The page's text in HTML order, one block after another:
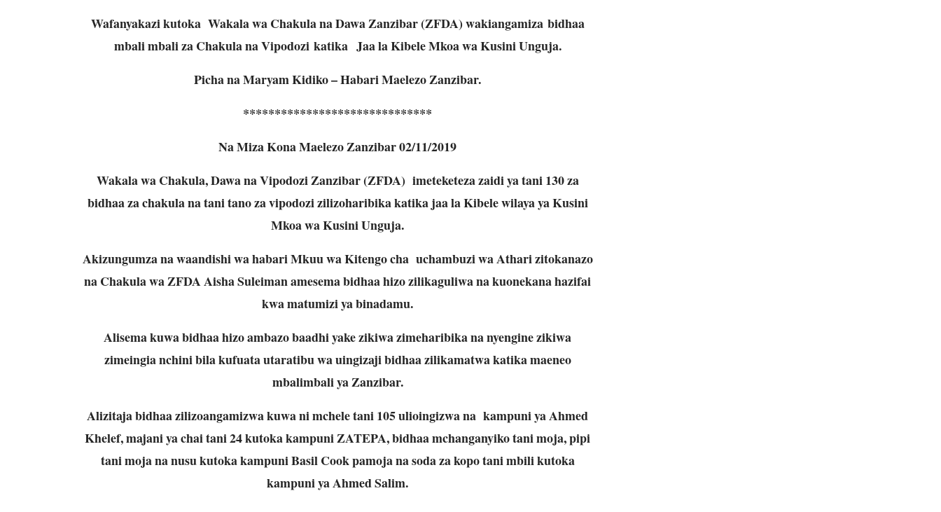
Wafanyakazi kutoka Wakala wa Chakula na Dawa Zanzibar (ZFDA) wakiangamiza bidhaa
mbali mbali za Chakula na Vipodozi katika Jaa la Kibele Mkoa wa Kusini Unguja.
Picha na Maryam Kidiko – Habari Maelezo Zanzibar.
******************************
Na Miza Kona Maelezo Zanzibar 02/11/2019
Wakala wa Chakula, Dawa na Vipodozi Zanzibar (ZFDA) imeteketeza zaidi ya tani 130 za
bidhaa za chakula na tani tano za vipodozi zilizoharibika katika jaa la Kibele wilaya ya Kusini
Mkoa wa Kusini Unguja.
Akizungumza na waandishi wa habari Mkuu wa Kitengo cha uchambuzi wa Athari zitokanazo
na Chakula wa ZFDA Aisha Suleiman amesema bidhaa hizo zilikaguliwa na kuonekana hazifai
kwa matumizi ya binadamu.
Alisema kuwa bidhaa hizo ambazo baadhi yake zikiwa zimeharibika na nyengine zikiwa
zimeingia nchini bila kufuata utaratibu wa uingizaji bidhaa zilikamatwa katika maeneo
mbalimbali ya Zanzibar.
Alizitaja bidhaa zilizoangamizwa kuwa ni mchele tani 105 ulioingizwa na kampuni ya Ahmed
Khelef, majani ya chai tani 24 kutoka kampuni ZATEPA, bidhaa mchanganyiko tani moja, pipi
tani moja na nusu kutoka kampuni Basil Cook pamoja na soda za kopo tani mbili kutoka
kampuni ya Ahmed Salim.